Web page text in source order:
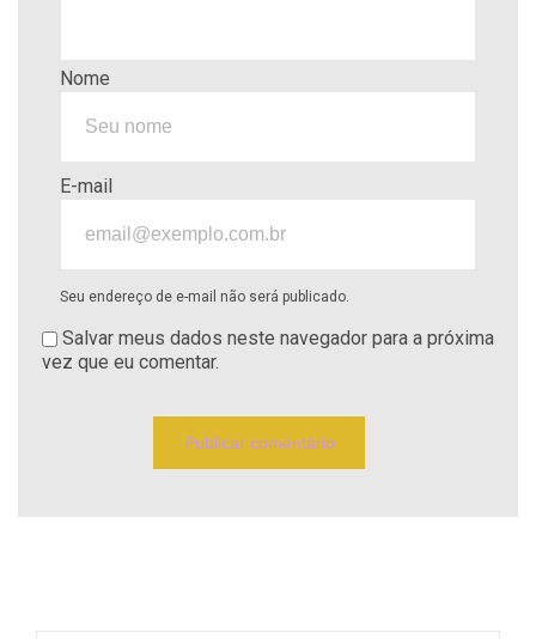
Nome
E-mail
Seu endereço de e-mail não será publicado.
Salvar meus dados neste navegador para a próxima
vez que eu comentar.